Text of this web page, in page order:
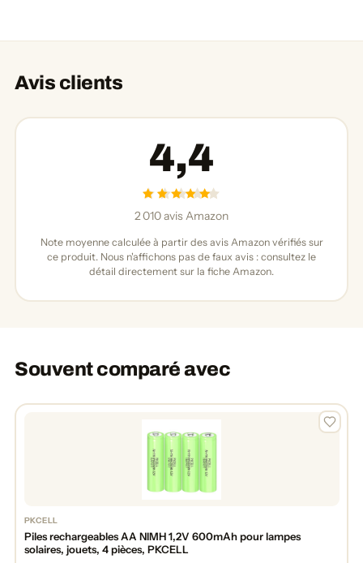
Avis clients
4,4
2 010 avis Amazon
Note moyenne calculée à partir des avis Amazon vérifiés sur
ce produit. Nous n'affichons pas de faux avis : consultez le
détail directement sur la fiche Amazon.
Souvent comparé avec
PKCELL
Piles rechargeables AA NIMH 1,2V 600mAh pour lampes
solaires, jouets, 4 pièces, PKCELL